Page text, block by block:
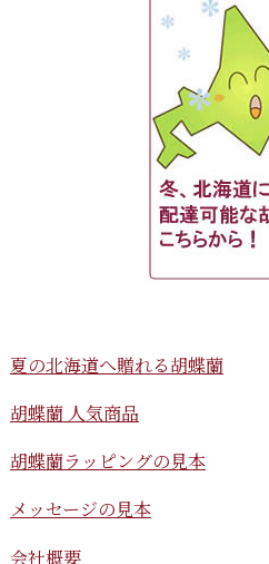
夏の北海道へ贈れる胡蝶蘭
胡蝶蘭 人気商品
胡蝶蘭ラッピングの見本
メッセージの見本
会社概要